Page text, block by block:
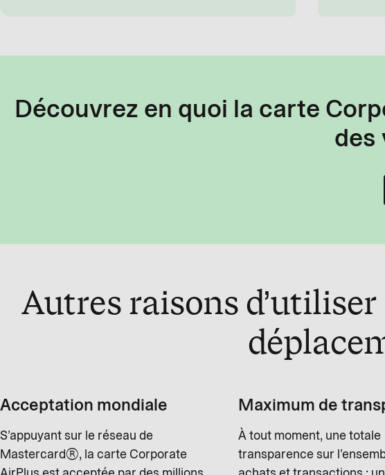
Découvrez en quoi la carte
des
Autres raisons d’utiliser
Acceptation mondiale
S’appuyant sur le réseau de
Mastercard®, la carte Corporate
Maximum de
À tout moment, une totale
transparence sur